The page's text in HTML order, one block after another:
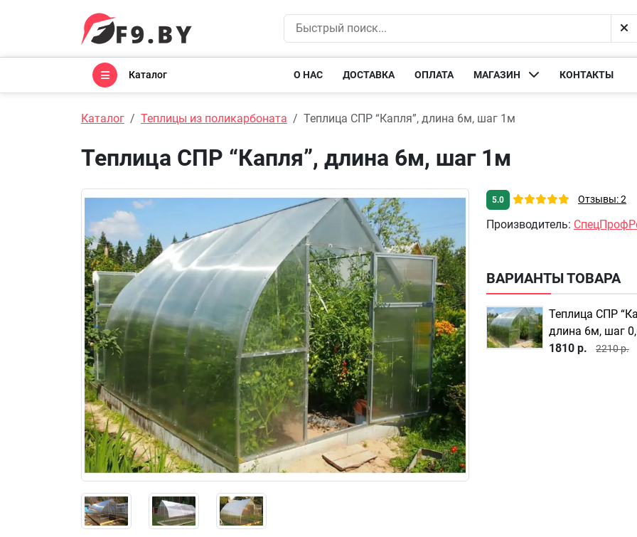
Каталог О НАС ДОСТАВКА ОПЛАТА МАГАЗИН КОНТАКТЫ
Каталог Теплицы из поликарбоната Теплица СПР “Капля”, длина 6м, шаг 1м
Теплица СПР “Капля”, длина 6м, шаг 1м
5.0 Отзывы: 2
Производитель:
ВАРИАНТЫ ТОВАРА
Теплица СПР
длина 6м, шаг
1810 р.
2210 р.